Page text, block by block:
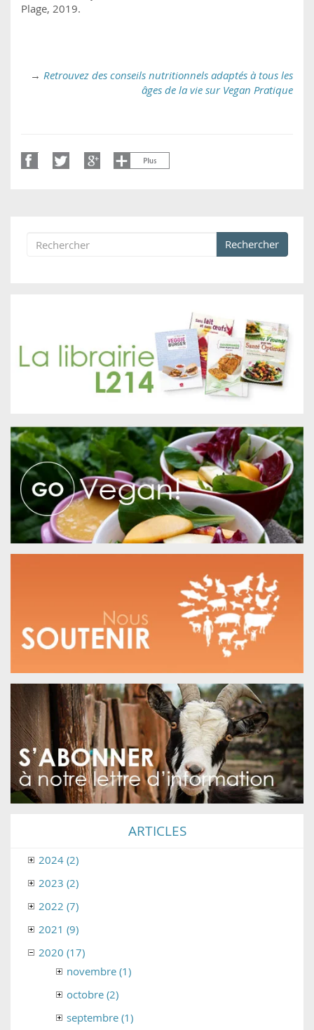
Plage, 2019.
→ Retrouvez des conseils nutritionnels adaptés à tous les
âges de la vie sur Vegan Pratique
Formulaire de recherche
Rechercher
ARTICLES
2024 (2)
2023 (2)
2022 (7)
2021 (9)
2020 (17)
novembre (1)
octobre (2)
septembre (1)